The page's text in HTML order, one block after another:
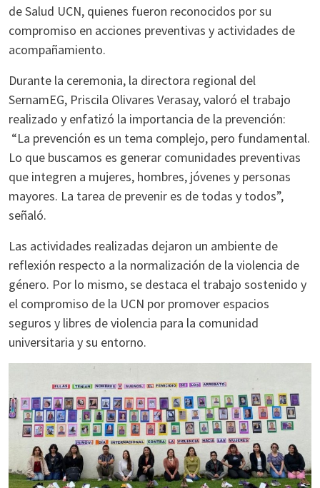
de Salud UCN, quienes fueron reconocidos por su
compromiso en acciones preventivas y actividades de
acompañamiento.
Durante la ceremonia, la directora regional del
SernamEG, Priscila Olivares Verasay, valoró el trabajo
realizado y enfatizó la importancia de la prevención:
“La prevención es un tema complejo, pero fundamental.
Lo que buscamos es generar comunidades preventivas
que integren a mujeres, hombres, jóvenes y personas
mayores. La tarea de prevenir es de todas y todos”,
señaló.
Las actividades realizadas dejaron un ambiente de
reflexión respecto a la normalización de la violencia de
género. Por lo mismo, se destaca el trabajo sostenido y
el compromiso de la UCN por promover espacios
seguros y libres de violencia para la comunidad
universitaria y su entorno.